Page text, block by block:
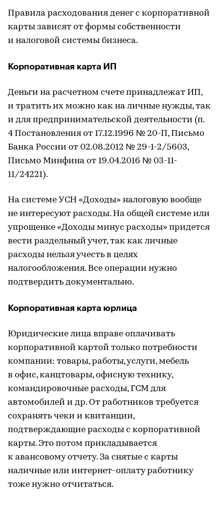
Правила расходования денег с корпоративной
карты зависят от формы собственности
и налоговой системы бизнеса.
Корпоративная карта ИП
Деньги на расчетном счете принадлежат ИП,
и тратить их можно как на личные нужды, так
и для предпринимательской деятельности (п.
4 Постановления от 17.12.1996 № 20-П, Письмо
Банка России от 02.08.2012 № 29-1-2/5603,
Письмо Минфина от 19.04.2016 № 03-11-
11/24221).
На системе УСН «Доходы» налоговую вообще
не интересуют расходы. На общей системе или
упрощенке «Доходы минус расходы» придется
вести раздельный учет, так как личные
расходы нельзя учесть в целях
налогообложения. Все операции нужно
подтвердить документально.
Корпоративная карта юрлица
Юридические лица вправе оплачивать
корпоративной картой только потребности
компании: товары, работы, услуги, мебель
в офис, канцтовары, офисную технику,
командировочные расходы, ГСМ для
автомобилей и др. От работников требуется
сохранять чеки и квитанции,
подтверждающие расходы с корпоративной
карты. Это потом прикладывается
к авансовому отчету. За снятые с карты
наличные или интернет-оплату работнику
тоже нужно отчитаться.